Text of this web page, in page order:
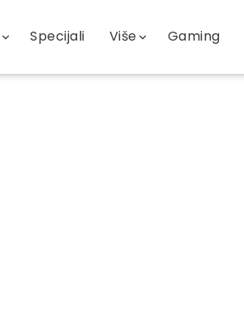
Specijali Više Gaming